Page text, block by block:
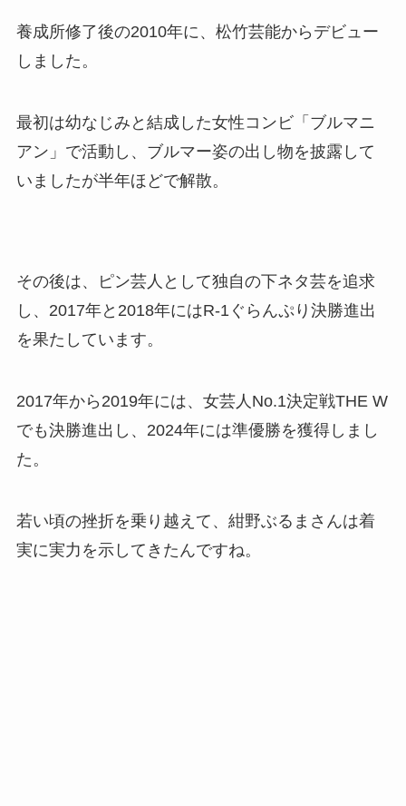
養成所修了後の2010年に、松竹芸能からデビュー
しました。
最初は幼なじみと結成した女性コンビ「ブルマニ
アン」で活動し、ブルマー姿の出し物を披露して
いましたが半年ほどで解散。
その後は、ピン芸人として独自の下ネタ芸を追求
し、2017年と2018年にはR-1ぐらんぷり決勝進出
を果たしています。
2017年から2019年には、女芸人No.1決定戦THE W
でも決勝進出し、2024年には準優勝を獲得しまし
た。
若い頃の挫折を乗り越えて、紺野ぶるまさんは着
実に実力を示してきたんですね。